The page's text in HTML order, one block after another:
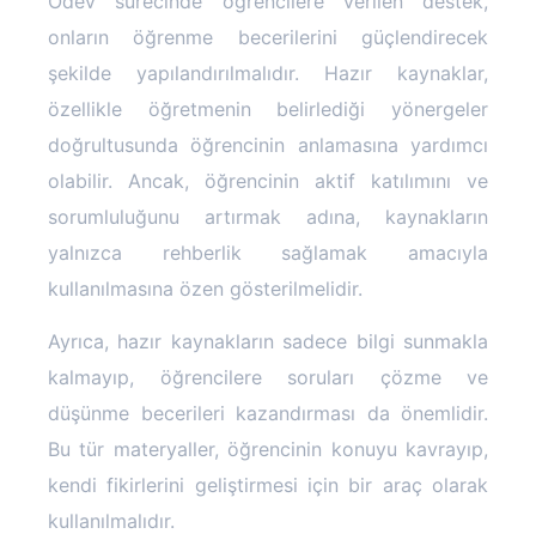
onların öğrenme becerilerini güçlendirecek
şekilde yapılandırılmalıdır. Hazır kaynaklar,
özellikle öğretmenin belirlediği yönergeler
doğrultusunda öğrencinin anlamasına yardımcı
olabilir. Ancak, öğrencinin aktif katılımını ve
sorumluluğunu artırmak adına, kaynakların
yalnızca rehberlik sağlamak amacıyla
kullanılmasına özen gösterilmelidir.
Ayrıca, hazır kaynakların sadece bilgi sunmakla
kalmayıp, öğrencilere soruları çözme ve
düşünme becerileri kazandırması da önemlidir.
Bu tür materyaller, öğrencinin konuyu kavrayıp,
kendi fikirlerini geliştirmesi için bir araç olarak
kullanılmalıdır.